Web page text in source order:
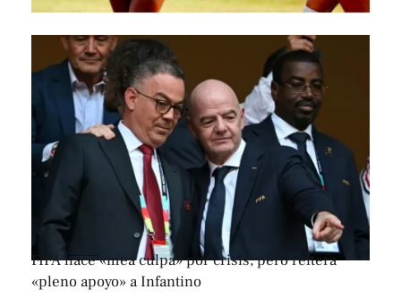
FIFA hace «mea culpa» por crisis, pero reitera
«pleno apoyo» a Infantino